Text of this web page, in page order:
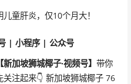
童肝炎，仅10个月大！
| 小程序 | 公众号
新加坡狮城椰子·视频号】 带你
注起来👇 新加坡狮城椰子 76